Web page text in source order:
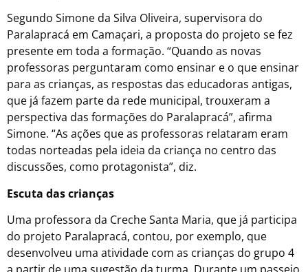
Segundo Simone da Silva Oliveira, supervisora do
Paralapracá em Camaçari, a proposta do projeto se fez
presente em toda a formação. “Quando as novas
professoras perguntaram como ensinar e o que ensinar
para as crianças, as respostas das educadoras antigas,
que já fazem parte da rede municipal, trouxeram a
perspectiva das formações do Paralapracá”, afirma
Simone. “As ações que as professoras relataram eram
todas norteadas pela ideia da criança no centro das
discussões, como protagonista”, diz.
Escuta das crianças
Uma professora da Creche Santa Maria, que já participa
do projeto Paralapracá, contou, por exemplo, que
desenvolveu uma atividade com as crianças do grupo 4